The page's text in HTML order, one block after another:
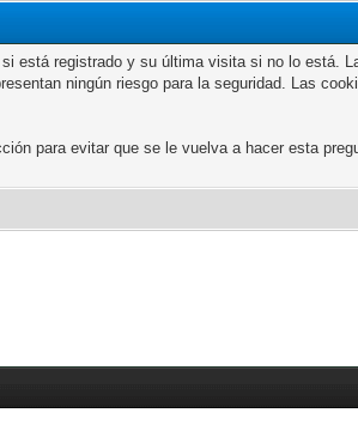
está registrado y su última visita si no lo está.
ningún riesgo para la seguridad. Las
para evitar que se le vuelva a hacer esta